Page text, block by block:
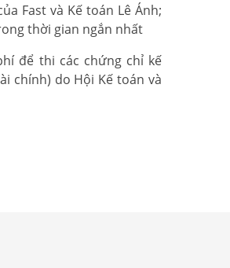
Fast và Kế toán Lê Ánh;
thời gian ngắn nhất
để thi các chứng chỉ kế
chính) do Hội Kế toán và